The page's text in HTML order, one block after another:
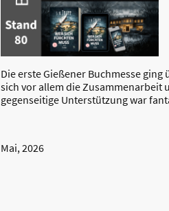
Die erste Gießener Buchmesse ging
sich vor allem die Zusammenarbeit
gegenseitige Unterstützung war
Mai, 2026